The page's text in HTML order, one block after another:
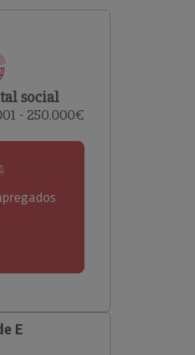
o risco de incumprimento dos
social
- 250.000€
E